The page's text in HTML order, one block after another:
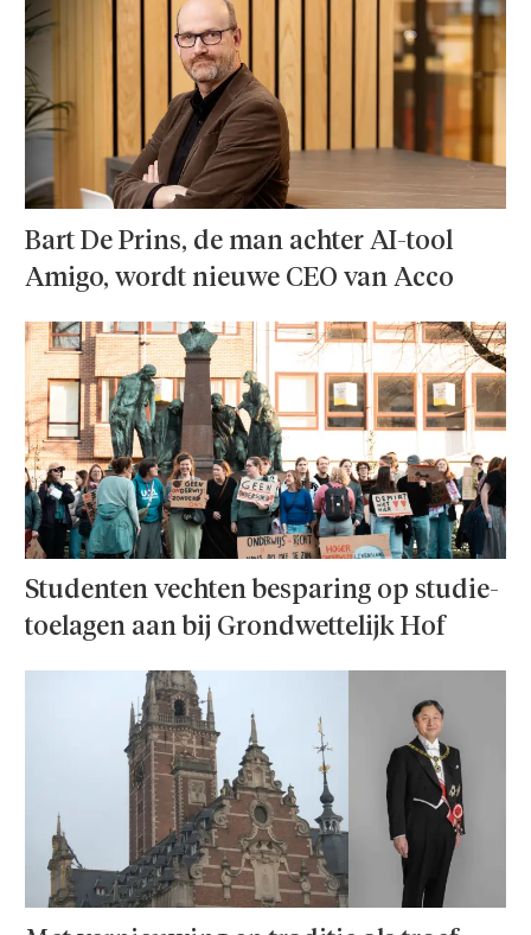
Bart De Prins, de man achter AI-tool
Amigo, wordt nieuwe CEO van Acco
Studenten vechten besparing op studie­
toelagen aan bij Grondwettelijk Hof